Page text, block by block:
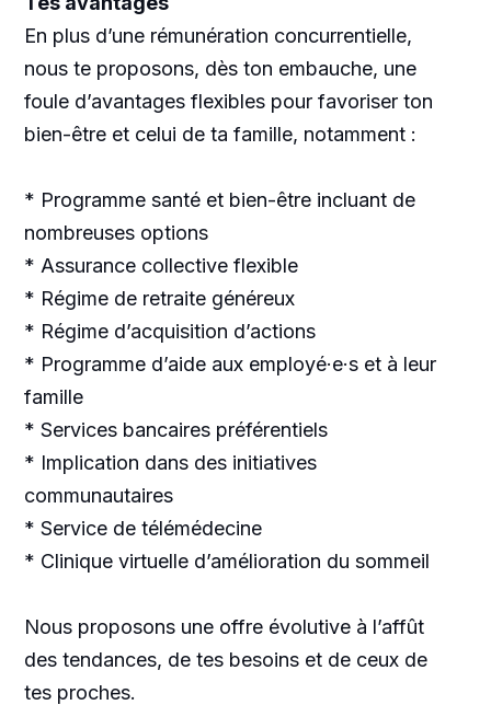
En plus d’une rémunération concurrentielle,
nous te proposons, dès ton embauche, une
foule d’avantages flexibles pour favoriser ton
bien-être et celui de ta famille, notamment :
* Programme santé et bien-être incluant de
nombreuses options
* Assurance collective flexible
* Régime de retraite généreux
* Régime d’acquisition d’actions
* Programme d’aide aux employé·e·s et à leur
famille
* Services bancaires préférentiels
* Implication dans des initiatives
communautaires
* Service de télémédecine
* Clinique virtuelle d’amélioration du sommeil
Nous proposons une offre évolutive à l’affût
des tendances, de tes besoins et de ceux de
tes proches.